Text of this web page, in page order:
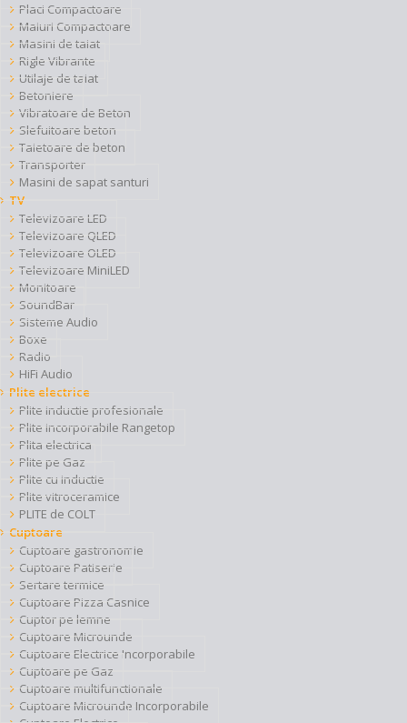
Placi Compactoare
Maiuri Compactoare
Masini de taiat
Rigle Vibrante
Utilaje de taiat
Betoniere
Vibratoare de Beton
Slefuitoare beton
Taietoare de beton
Transporter
Masini de sapat santuri
TV
Televizoare LED
Televizoare QLED
Televizoare OLED
Televizoare MiniLED
Monitoare
SoundBar
Sisteme Audio
Boxe
Radio
HiFi Audio
Plite electrice
Plite inductie profesionale
Plite incorporabile Rangetop
Plita electrica
Plite pe Gaz
Plite cu inductie
Plite vitroceramice
PLITE de COLT
Cuptoare
Cuptoare gastronomie
Cuptoare Patiserie
Sertare termice
Cuptoare Pizza Casnice
Cuptor pe lemne
Cuptoare Microunde
Cuptoare Electrice Incorporabile
Cuptoare pe Gaz
Cuptoare multifunctionale
Cuptoare Microunde Incorporabile